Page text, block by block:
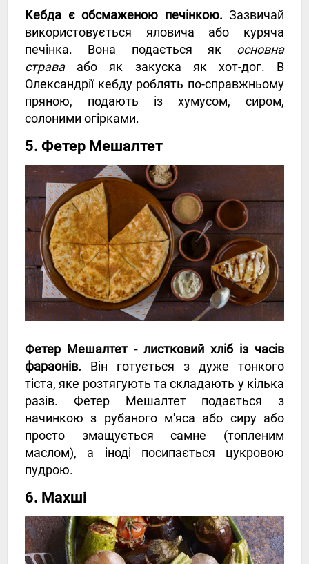
Кебда є обсмаженою печінкою. Зазвичай
використовується яловича або куряча
печінка. Вона подається як основна
страваабо як закуска як хот-дог. В
Олександрії кебду роблять по-справжньому
пряною, подають із хумусом, сиром,
солоними огірками.
5. Фетер Мешалтет
Фетер Мешалтет - листковий хліб із часів
фараонів. Він готується з дуже тонкого
тіста, яке розтягують та складають у кілька
разів. Фетер Мешалтет подається з
начинкою з рубаного м'яса або сиру або
просто змащується самне (топленим
маслом), а іноді посипається цукровою
пудрою.
6. Махші